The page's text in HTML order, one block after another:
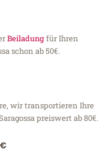
Beiladungfür Ihren
schon ab 50€.
wir transportieren Ihre
preiswert ab 80€.